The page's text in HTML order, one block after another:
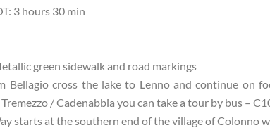
3 hours 30 min
green sidewalk and road markings
Bellagio cross the lake to Lenno and continue on
/ Cadenabbia you can take a tour by bus –
starts at the southern end of the village of Colonno